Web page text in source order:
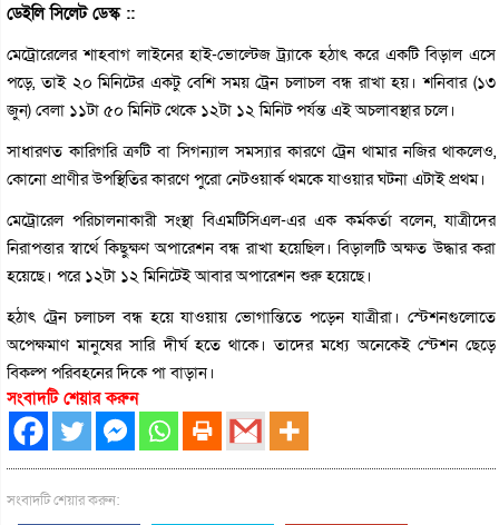
ডেইলি সিলেট ডেস্ক ::
মেট্রোরেলের শাহবাগ লাইনের হাই-ভোল্টেজ ট্র্যাকে হঠাৎ করে একটি বিড়াল এসে
পড়ে, তাই ২০ মিনিটের একটু বেশি সময় ট্রেন চলাচল বন্ধ রাখা হয়। শনিবার (১৩
জুন) বেলা ১১টা ৫০ মিনিট থেকে ১২টা ১২ মিনিট পর্যন্ত এই অচলাবস্থার চলে।
সাধারণত কারিগরি ত্রুটি বা সিগন্যাল সমস্যার কারণে ট্রেন থামার নজির থাকলেও,
কোনো প্রাণীর উপস্থিতির কারণে পুরো নেটওয়ার্ক থমকে যাওয়ার ঘটনা এটাই প্রথম।
মেট্রোরেল পরিচালনাকারী সংস্থা বিএমটিসিএল-এর এক কর্মকর্তা বলেন, যাত্রীদের
নিরাপত্তার স্বার্থে কিছুক্ষণ অপারেশন বন্ধ রাখা হয়েছিল। বিড়ালটি অক্ষত উদ্ধার করা
হয়েছে। পরে ১২টা ১২ মিনিটেই আবার অপারেশন শুরু হয়েছে।
হঠাৎ ট্রেন চলাচল বন্ধ হয়ে যাওয়ায় ভোগান্তিতে পড়েন যাত্রীরা। স্টেশনগুলোতে
অপেক্ষমাণ মানুষের সারি দীর্ঘ হতে থাকে। তাদের মধ্যে অনেকেই স্টেশন ছেড়ে
বিকল্প পরিবহনের দিকে পা বাড়ান।
সংবাদটি শেয়ার করুন
সংবাদটি শেয়ার করুন: